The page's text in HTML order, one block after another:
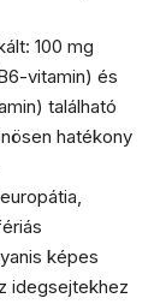
100 mg
vitamin) és
található
hatékony
képes
idegsejtekhez